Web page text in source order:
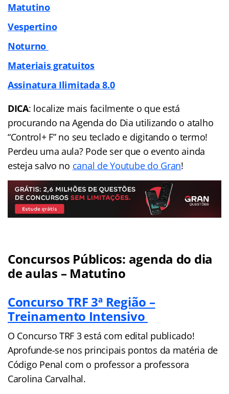
Matutino
Vespertino
Noturno
Materiais gratuitos
Assinatura Ilimitada 8.0
DICA: localize mais facilmente o que está
procurando na Agenda do Dia utilizando o atalho
“Control+ F” no seu teclado e digitando o termo!
Perdeu uma aula? Pode ser que o evento ainda
esteja salvo no canal de Youtube do Gran!
Concursos Públicos: agenda do dia
de aulas – Matutino
Concurso TRF 3ª Região –
Treinamento Intensivo
O Concurso TRF 3 está com edital publicado!
Aprofunde-se nos principais pontos da matéria de
Código Penal com o professor a professora
Carolina Carvalhal.